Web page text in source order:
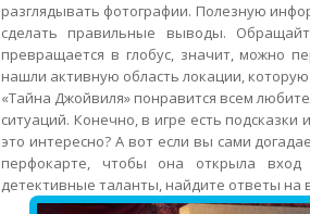
разглядывать фотографии. Полезную
сделать правильные выводы.
превращается в глобус, значит, можно
нашли активную область локации,
«Тайна Джойвиля» понравится всем
ситуаций. Конечно, в игре есть
это интересно? А вот если вы сами
перфокарте, чтобы она открыла
детективные таланты, найдите ответы на